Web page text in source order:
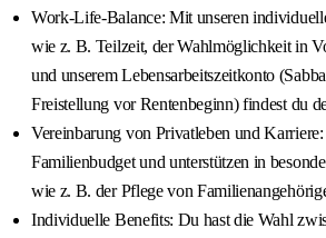
Work-Life-Balance: Mit unseren
wie z. B. Teilzeit, der Wahlmöglichkeit in
und unserem Lebensarbeitszeitkonto
Freistellung vor Rentenbeginn) findest du
Vereinbarung von Privatleben und
Familienbudget und unterstützen in
wie z. B. der Pflege von
Individuelle Benefits: Du hast die Wahl